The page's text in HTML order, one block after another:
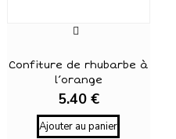
Confiture de rhubarbe à
l’orange
5.40 €
Ajouter au panier